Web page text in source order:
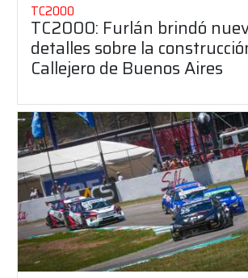
TC2000
TC2000: Furlán brindó
detalles sobre la
Callejero de Buenos Aires